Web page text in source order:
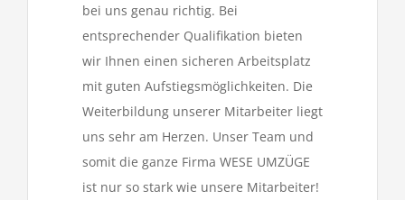
bei uns genau richtig. Bei
entsprechender Qualifikation bieten
wir Ihnen einen sicheren Arbeitsplatz
mit guten Aufstiegsmöglichkeiten. Die
Weiterbildung unserer Mitarbeiter liegt
uns sehr am Herzen. Unser Team und
somit die ganze Firma WESE UMZÜGE
ist nur so stark wie unsere Mitarbeiter!